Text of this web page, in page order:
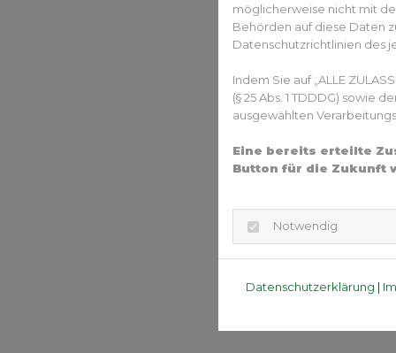
möglicherweise nicht mit
Behörden auf diese Daten
Datenschutzrichtlinien des
Indem Sie auf „ALLE
(§ 25 Abs. 1 TDDDG)
ausgewählten
Eine bereits erteilte
Button für die Zukunft
Notwendig
Datenschutzerklärung |